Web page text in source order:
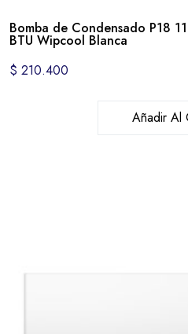
Bomba de Condensado P18
BTU Wipcool Blanca
$ 210.400
Añadir Al